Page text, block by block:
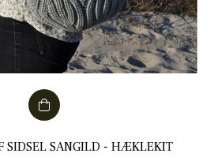
SIDSEL SANGILD - HÆKLEKIT